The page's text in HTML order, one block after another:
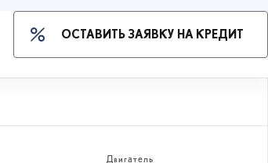
ОСТАВИТЬ ЗАЯВКУ НА КРЕДИТ
Двигатель